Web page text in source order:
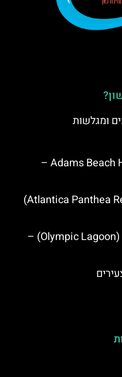
ומגלשות
איה נאפה מלון אדמס – Adams Beach Hotel –
מלון פאנטה איה נאפה (Atlantica Panthea Resort)
מלון אולימפיק לגון איה נאפה (Olympic Lagoon) –